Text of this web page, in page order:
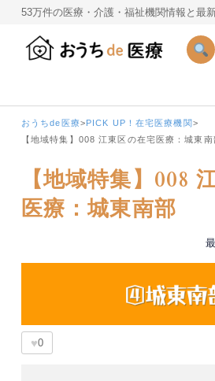
53万件の医療・介護・福祉機関情報と最
おうちde医療>PICK UP！在宅医療機関>
【地域特集】008 江東区の在宅医療：城東南
【地域特集】008
医療：城東南部
♥0